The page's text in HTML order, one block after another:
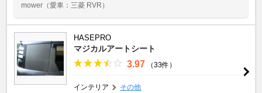
mower （愛車：三菱 RVR）
HASEPRO
マジカルアートシート
3.97 （33件）
インテリア その他